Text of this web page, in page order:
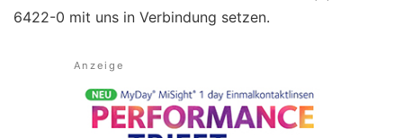
6422-0 mit uns in Ver­bindung setzen.